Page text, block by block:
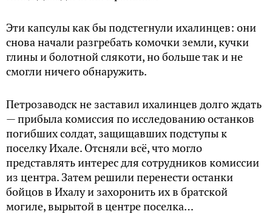
Эти капсулы как бы подстегнули ихалинцев: они
снова начали разгребать комочки земли, кучки
глины и болотной слякоти, но больше так и не
смогли ничего обнаружить.
Петрозаводск не заставил ихалинцев долго ждать
— прибыла комиссия по исследованию останков
погибших солдат, защищавших подступы к
поселку Ихале. Отсняли всё, что могло
представлять интерес для сотрудников комиссии
из центра. Затем решили перенести останки
бойцов в Ихалу и захоронить их в братской
могиле, вырытой в центре поселка…